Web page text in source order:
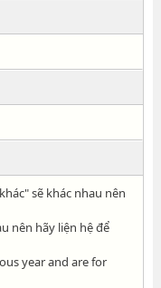
sẽ khác nhau nên
nên hãy liện hệ để
year and are for